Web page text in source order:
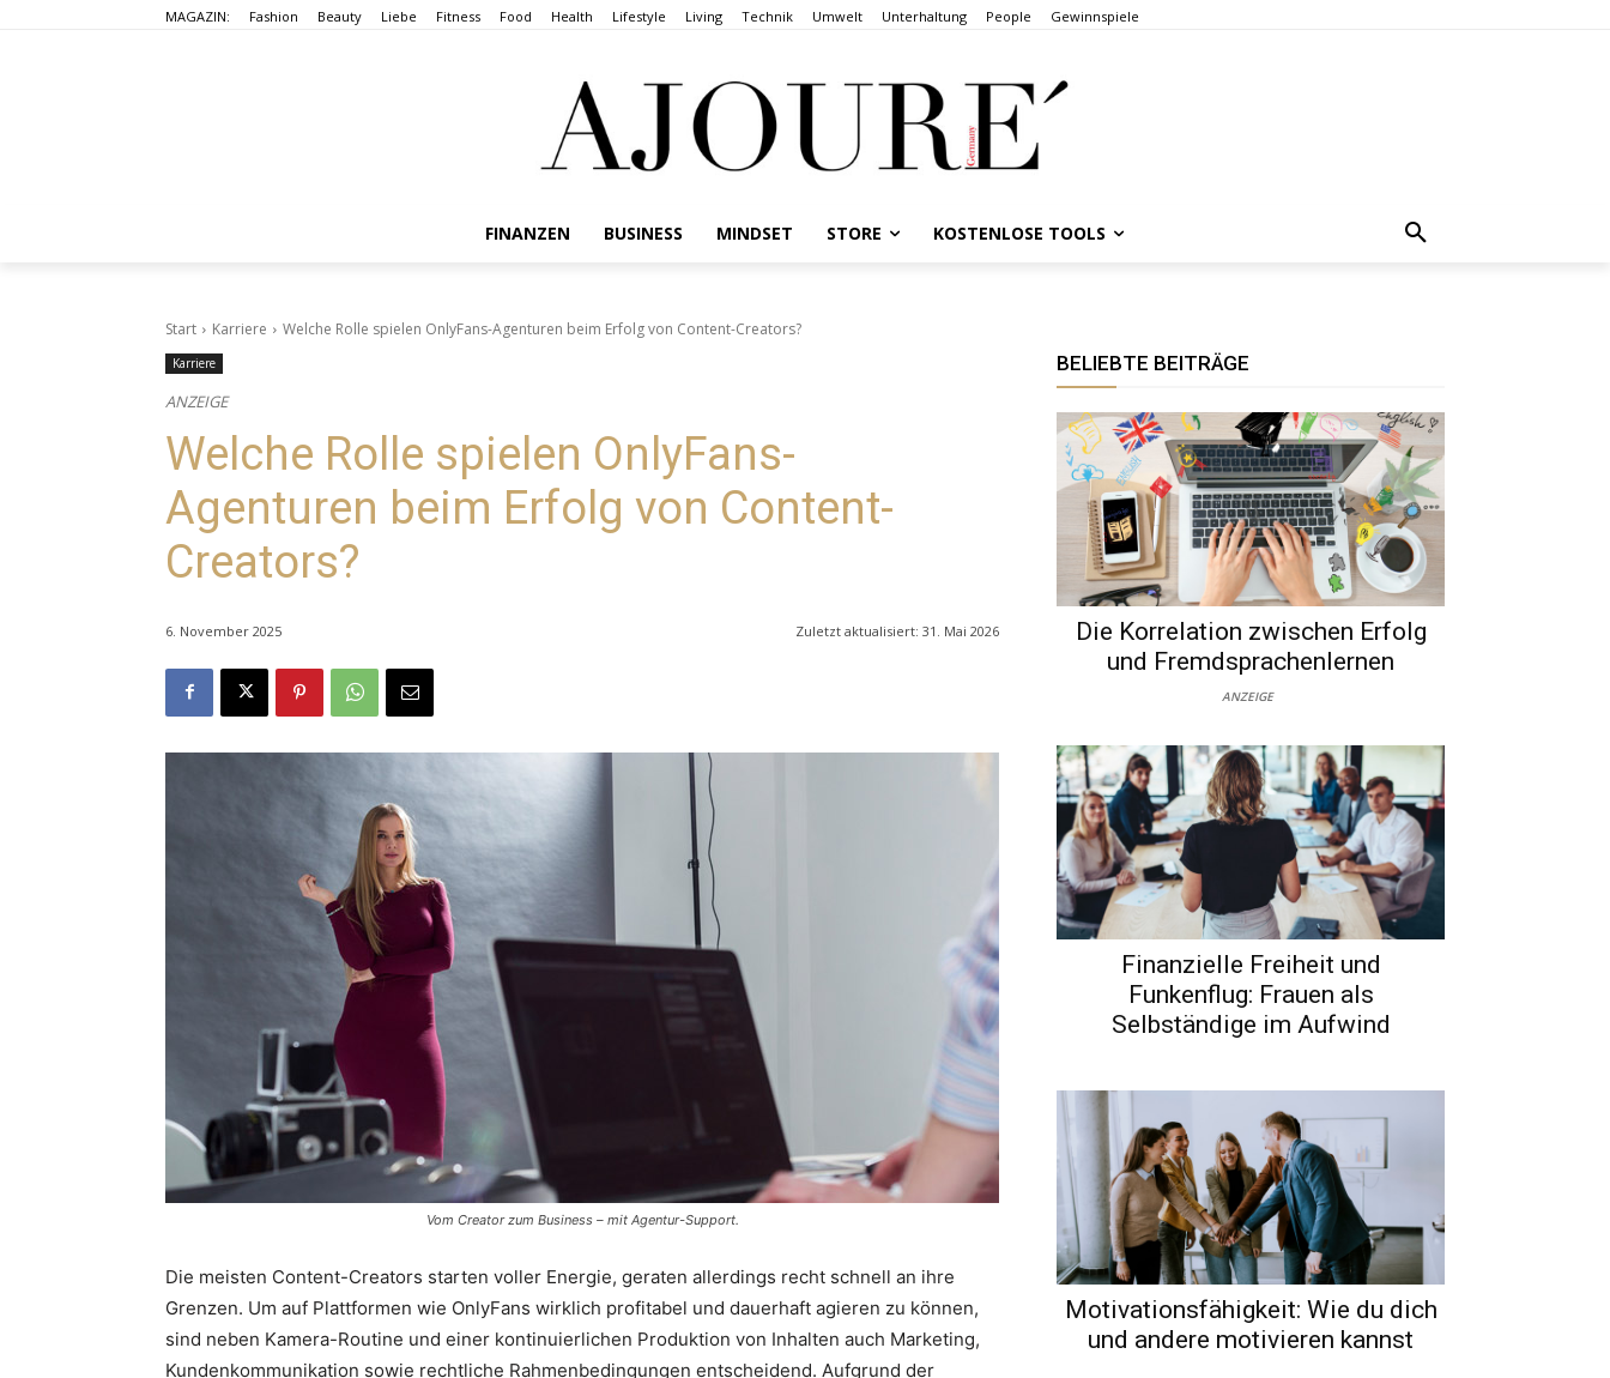
MAGAZIN: Fashion Beauty Liebe Fitness Food Health Lifestyle Living Technik Umwelt Unterhaltung People Gewinnspiele
FINANZEN BUSINESS MINDSET STORE KOSTENLOSE TOOLS
Start Karriere Welche Rolle spielen OnlyFans-Agenturen beim Erfolg von Content-Creators?
Karriere
ANZEIGE
Welche Rolle spielen OnlyFans-
Agenturen beim Erfolg von Content-
Creators?
6. November 2025 Zuletzt aktualisiert: 31. Mai 2026
Vom Creator zum Business – mit Agentur-Support.
Die meisten Content-Creators starten voller Energie, geraten allerdings recht schnell an ihre
Grenzen. Um auf Plattformen wie OnlyFans wirklich profitabel und dauerhaft agieren zu können,
sind neben Kamera-Routine und einer kontinuierlichen Produktion von Inhalten auch Marketing,
Kundenkommunikation sowie rechtliche Rahmenbedingungen entscheidend. Aufgrund der
BELIEBTE BEITRÄGE
Die Korrelation zwischen Erfolg
und Fremdsprachenlernen
ANZEIGE
Finanzielle Freiheit und
Funkenflug: Frauen als
Selbständige im Aufwind
Motivationsfähigkeit: Wie du dich
und andere motivieren kannst